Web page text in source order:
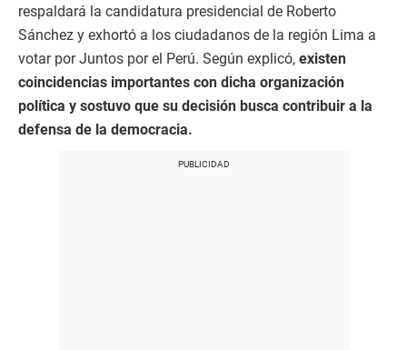
respaldará la candidatura presidencial de Roberto
Sánchez y exhortó a los ciudadanos de la región Lima a
votar por Juntos por el Perú. Según explicó, existen
coincidencias importantes con dicha organización
política y sostuvo que su decisión busca contribuir a la
defensa de la democracia.